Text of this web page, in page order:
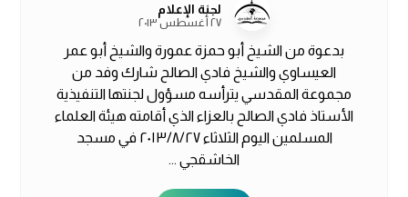
لجنة الإعلام
٢٧ أغسطس ٢٠١٣
بدعوة من الشيخ أبو حمزة عمورة والشيخ أبو عمر
العيساوي والشيخ فادي الصالح شارك وفد من
مجموعة المقدسي يترأسه مسؤول لجنتها التنفيذية
الأستاذ فادي الصالح بالعزاء الذي أقامته هيئة العلماء
المسلمين اليوم الثلاثاء ٢٠١٣/٨/٢٧ في مسجد
الخاشقجي ...